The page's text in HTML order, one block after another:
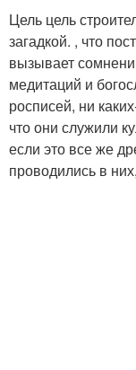
Цель цель
загадкой. , что
вызывает
медитаций и
росписей, ни
что они служили
если это все же
проводились в